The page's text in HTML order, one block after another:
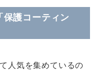
護コーティン
人気を集めているの